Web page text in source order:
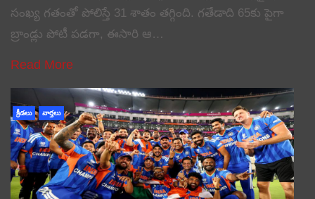
సంఖ్య గతంతో పోలిస్తే 31 శాతం తగ్గింది. గతేడాది 65కు పైగా
బ్రాండ్లు పోటీ పడగా, ఈసారి ఆ…
Read More
క్రీడలు వార్తలు